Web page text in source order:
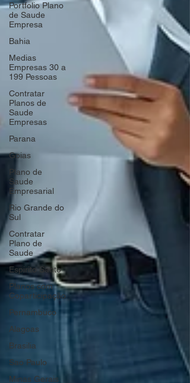
Portfolio Plano
de Saude
Empresa
Bahia
Medias
Empresas 30 a
199 Pessoas
Contratar
Planos de
Saude
Empresas
Parana
Goias
Plano de
Saude
Empresarial
Rio Grande do
Sul
Contratar
Plano de
Saude
Espirito Santo
Planos com
Coparticipação
Pernambuco
Alagoas
Brasilia
Sao Paulo
Minas Gerais